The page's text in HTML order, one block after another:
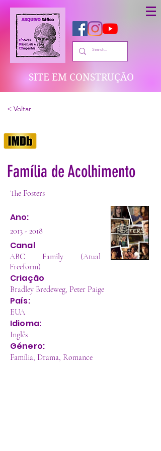
SITE EM CONSTRUÇÃO
< Voltar
Família de Acolhimento
The Fosters
Ano:
2013 - 2018
Canal
ABC Family (Atual
Freeform)
Criação
Bradley Bredeweg, Peter Paige
País:
EUA
Idioma:
Inglês
Género:
Família, Drama, Romance